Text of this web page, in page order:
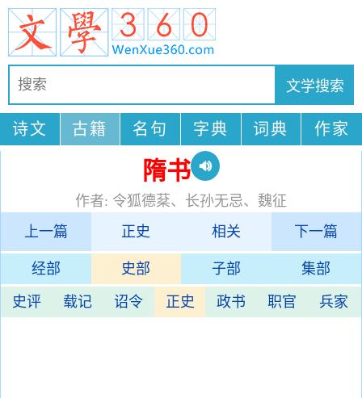
诗文 古籍 名句 字典 词典 作家
隋书
作者: 令狐德棻、长孙无忌、魏征
上一篇
正史 相关 下一篇
经部 史部 子部 集部
史评 载记 诏令 正史 政书 职官 兵家